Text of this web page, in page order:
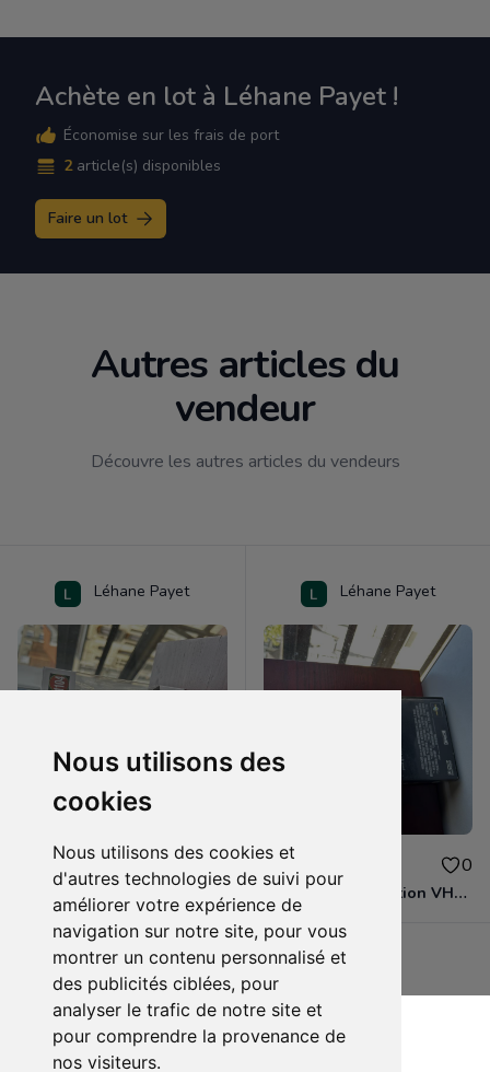
Nous utilisons des
cookies
Nous utilisons des cookies et
d'autres technologies de suivi pour
améliorer votre expérience de
navigation sur notre site, pour vous
montrer un contenu personnalisé et
des publicités ciblées, pour
analyser le trafic de notre site et
pour comprendre la provenance de
nos visiteurs.
Achète en lot à Léhane Payet !
Économise sur les frais de port
2 article(s) disponibles
Faire un lot
Autres articles du
vendeur
Découvre les autres articles du vendeurs
Léhane Payet
15.00€ 0
Funko Pop! Star-Lord #1104 – Guardians of the Galaxy Holiday Special
Léhane Payet
10.00€ 0
Jurassic Park - Édition VHS VF (1993)
Voir tous les articles du vendeur